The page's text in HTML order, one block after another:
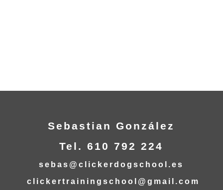
Sebastian González
Tel. 610 792 224
sebas@clickerdogschool.es
clickertrainingschool@gmail.com